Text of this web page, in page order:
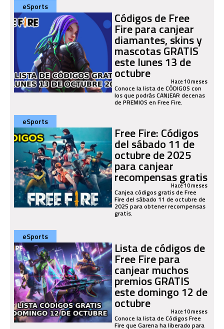
eSports
Códigos de Free
Fire para canjear
diamantes, skins y
mascotas GRATIS
este lunes 13 de
octubre Hace 10 meses
Conoce la lista de CÓDIGOS con
los que podrás CANJEAR decenas
de PREMIOS en Free Fire.
eSports
Free Fire: Códigos
del sábado 11 de
octubre de 2025
para canjear
recompensas gratis
Hace 10 meses
Canjea códigos gratis de Free
Fire del sábado 11 de octubre de
2025 para obtener recompensas
gratis.
eSports
Lista de códigos de
Free Fire para
canjear muchos
premios GRATIS
este domingo 12 de
octubre Hace 10 meses
Conoce la lista de Códigos Free
Fire que Garena ha liberado para